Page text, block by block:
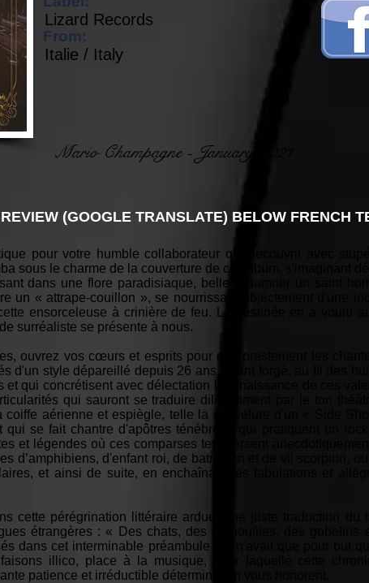
From:
Lizard Records
Italie / Italy
Mario Champagne - January 2021
(GOOGLE TRANSLATE) BELOW FRENCH
pour votre humble collaborateur qui découvrit avec
sous le charme de la couverture de cet album, s'imaginant
dans une flore paradisiaque, belle à damner un saint
un « attrape-couillon », se nourrissant abjectement d'une
ensorceleuse à crinière de feu. La destinée en a voulu
surréaliste se présente à nous.
ouvrez vos cœurs et esprits pour ouïr prestement les
d'un style dépareillé depuis 26 ans, ayant forgé, au fil des
qui concrétisent avec délectation la renaissance de ces
qui sauront se traduire diligemment par le ton
coiffe aérienne et espiègle, telle la chevelure d'un « Side
se fait chantre d'apôtres ténébreux qui pratiquent un rock
et légendes où ces comparses tergiversent
d’amphibiens, d'enfant roi, de batracien et de vil scorpion, ou
et ainsi de suite, en enchaînant les fabulations et
cette pérégrination littéraire ardue, une juste traduction du
étrangères : « Des chats, des grenouilles, des gobelins
dans cet interminable préambule qui n'avait que pour but
illico, place à la musique, pour laquelle cette
patience et irréductible détermination vous honorent.